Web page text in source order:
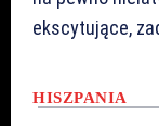
ekscytujące,
HISZPANIA